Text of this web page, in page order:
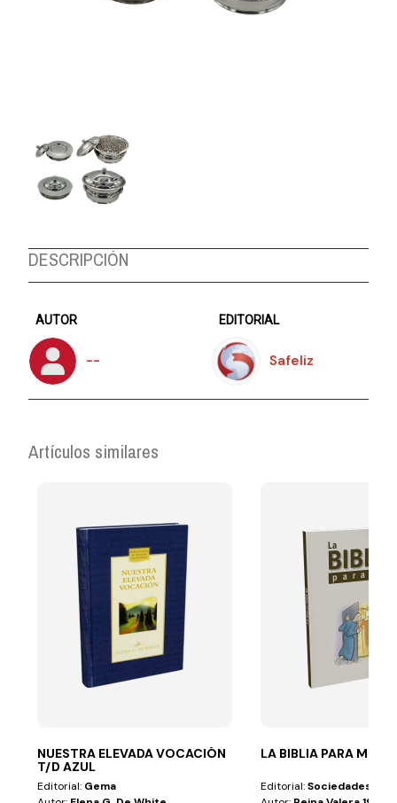
DESCRIPCIÓN
AUTOR
--
EDITORIAL
Safeliz
Artículos similares
NUESTRA ELEVADA VOCACIÓN
T/D AZUL
Editorial: Gema
LA BIBLIA PARA MI
Editorial:Sociedades